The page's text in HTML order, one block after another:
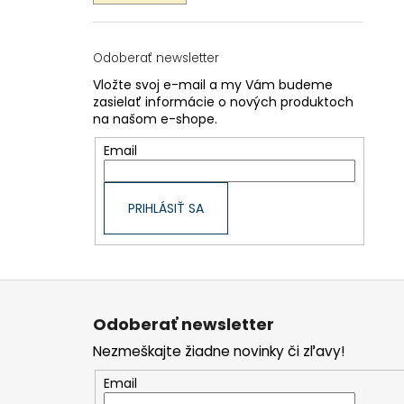
Odoberať newsletter
Vložte svoj e-mail a my Vám budeme
zasielať informácie o nových produktoch
na našom e-shope.
Email
PRIHLÁSIŤ SA
Z
Odoberať newsletter
Nezmeškajte žiadne novinky či zľavy!
Email